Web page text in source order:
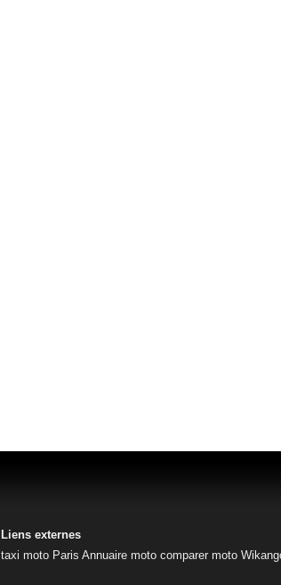
Liens externes
taxi moto Paris Annuaire moto comparer moto